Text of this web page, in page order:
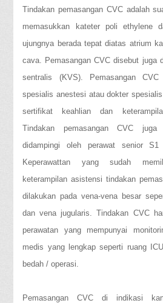
Tindakan pemasangan CVC adalah
memasukkan kateter poli ethylene
ujungnya berada tepat diatas atrium
cava. Pemasangan CVC disebut juga
sentralis (KVS). Pemasangan
spesialis anestesi atau dokter
sertifikat keahlian dan
Tindakan pemasangan CVC
didampingi oleh perawat senior
Keperawattan yang sudah
keterampilan asistensi tindakan
dilakukan pada vena-vena besar
dan vena jugularis. Tindakan CVC
perawatan yang mempunyai
medis yang lengkap seperti ruang
bedah / operasi.
Pemasangan CVC di indikasi